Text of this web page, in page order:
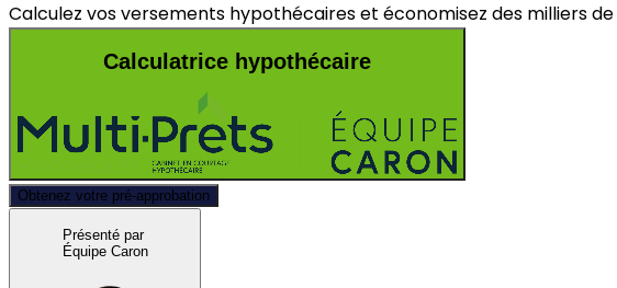
Calculez vos versements hypothécaires et économisez des milliers
Calculatrice hypothécaire
Obtenez votre pré-approbation
Présenté par
Équipe Caron